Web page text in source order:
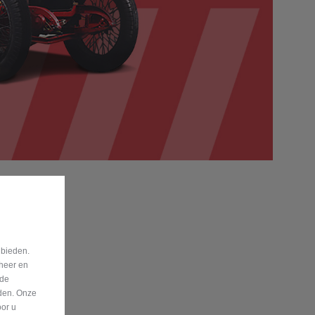
en
Onze
u